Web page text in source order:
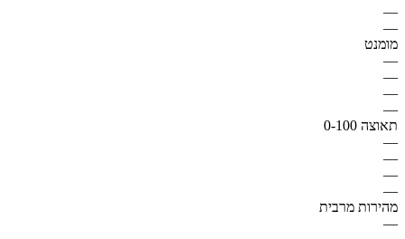
—
—
מומנט
—
—
—
—
תאוצה 0-100
—
—
—
—
מהירות מרבית
—